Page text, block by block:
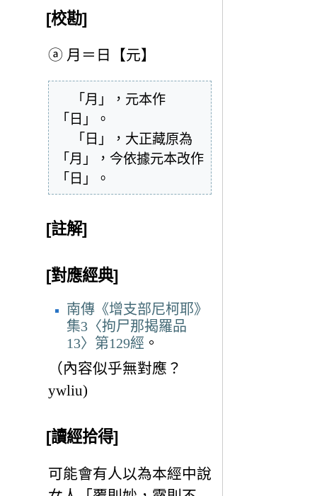
[校勘]
ⓐ 月＝日【元】
「日」。
「月」，今依據元本改作
「日」。
[註解]
[對應經典]
南傳《增支部尼柯耶》
集3〈拘尸那揭羅品
13〉第129經 。
（內容似乎無對應？
ywliu)
[讀經拾得]
可能會有人以為本經中說